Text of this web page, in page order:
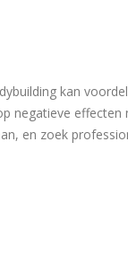
kan
negatieve
en zoek